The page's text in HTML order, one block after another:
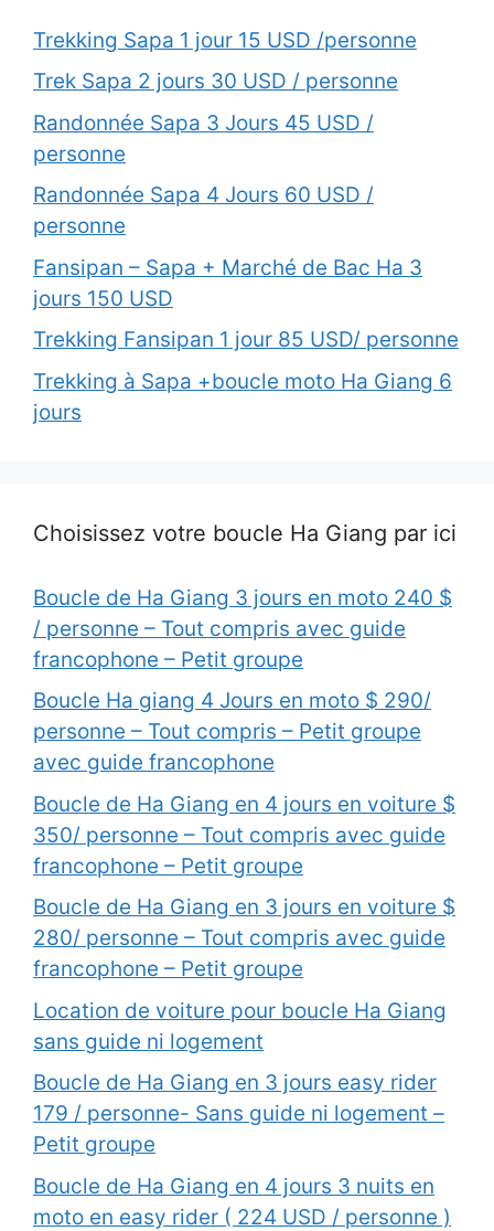
Trekking Sapa 1 jour 15 USD /personne
Trek Sapa 2 jours 30 USD / personne
Randonnée Sapa 3 Jours 45 USD /
personne
Randonnée Sapa 4 Jours 60 USD /
personne
Fansipan – Sapa + Marché de Bac Ha 3
jours 150 USD
Trekking Fansipan 1 jour 85 USD/ personne
Trekking à Sapa +boucle moto Ha Giang 6
jours
Choisissez votre boucle Ha Giang par ici
Boucle de Ha Giang 3 jours en moto 240 $
/ personne – Tout compris avec guide
francophone – Petit groupe
Boucle Ha giang 4 Jours en moto $ 290/
personne – Tout compris – Petit groupe
avec guide francophone
Boucle de Ha Giang en 4 jours en voiture $
350/ personne – Tout compris avec guide
francophone – Petit groupe
Boucle de Ha Giang en 3 jours en voiture $
280/ personne – Tout compris avec guide
francophone – Petit groupe
Location de voiture pour boucle Ha Giang
sans guide ni logement
Boucle de Ha Giang en 3 jours easy rider
179 / personne- Sans guide ni logement –
Petit groupe
Boucle de Ha Giang en 4 jours 3 nuits en
moto en easy rider ( 224 USD / personne )